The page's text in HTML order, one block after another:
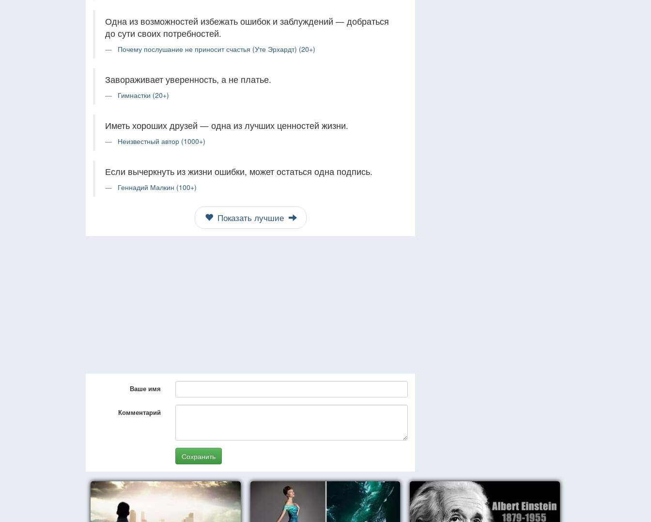
Одна из возможностей избежать ошибок и заблуждений — добраться
до сути своих потребностей.
Почему послушание не приносит счастья (Уте Эрхардт) (20+)
Завораживает уверенность, а не платье.
Гимнастки (20+)
Иметь хороших друзей — одна из лучших ценностей жизни.
Неизвестный автор (1000+)
Если вычеркнуть из жизни ошибки, может остаться одна подпись.
Геннадий Малкин (100+)
Показать лучшие
Ваше имя
Комментарий
Сохранить